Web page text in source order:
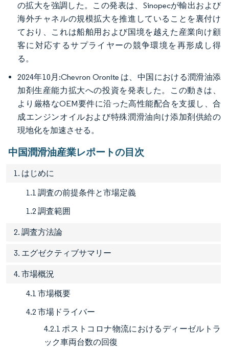
の拡大を強調した。この発表は、Sinopecが輸出および
海外チャネルの規模拡大を推進していることを裏付け
ており、これは船舶用および国境を越えた産業向け顧
客に対応するサプライヤーの競争環境を再形成し得
る。
2024年10月:Chevron Oronite は、中国における潤滑油添
加剤生産能力拡大への投資を発表した。この動きは、
より厳格なOEM要件に沿った高性能配合を支援し、合
成エンジンオイルおよび特殊潤滑油向け添加剤供給の
現地化を加速させる。
中国潤滑油産業レポートの目次
1. はじめに
1.1 調査の前提条件と市場定義
1.2 調査範囲
2. 調査方法論
3. エグゼクティブサマリー
4. 市場概況
4.1 市場概要
4.2 市場ドライバー
4.2.1 ポストコロナ物流におけるディーゼルトラ
ック車両台数の回復